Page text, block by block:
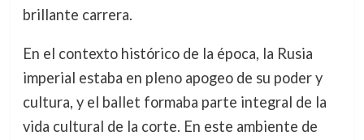
brillante carrera.
En el contexto histórico de la época, la Rusia
imperial estaba en pleno apogeo de su poder y
cultura, y el ballet formaba parte integral de la
vida cultural de la corte. En este ambiente de